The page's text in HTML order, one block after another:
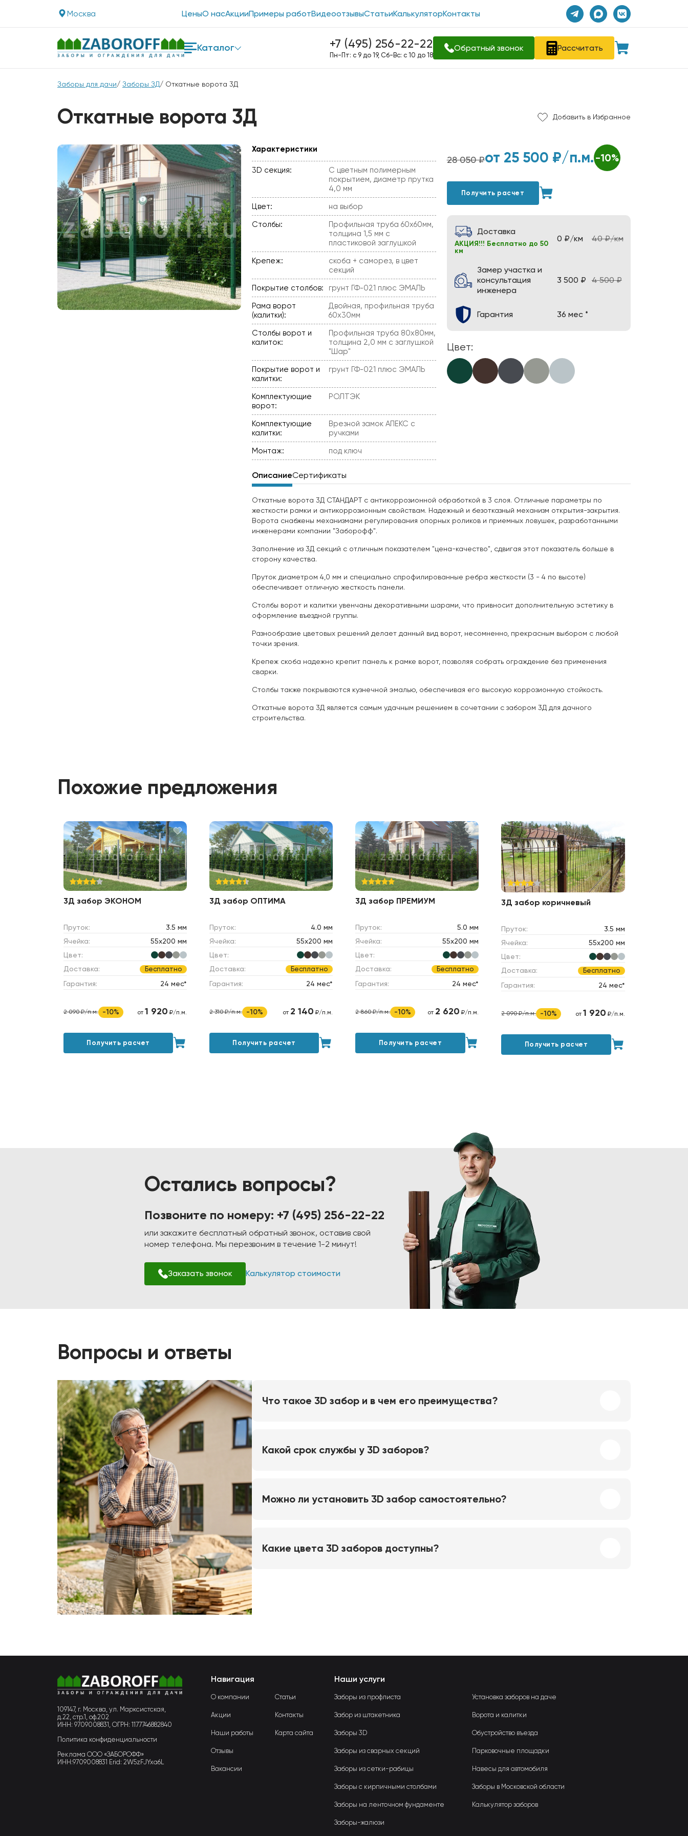
Москва ЦеныО насАкцииПримеры работВидеоотзывыСтатьиКалькуляторКонтакты
Каталог +7 (495) 256-22-22
Пн-Пт: с 9 до 19, Сб-Вс: с 10 до 18
Обратный звонок Рассчитать
Заборы для дачи/ Заборы ЗД/ Откатные ворота 3Д
Откатные ворота 3Д Добавить в Избранное
Характеристики
3D секция:
С цветным полимерным
покрытием, диаметр прутка
4,0 мм
Цвет:
на выбор
Столбы:
Профильная труба 60х60мм,
толщина 1,5 мм с
пластиковой заглушкой
Крепеж:
скоба + саморез, в цвет
секций
Покрытие столбов:
грунт ГФ-021 плюс ЭМАЛЬ
Рама ворот
(калитки):
Двойная, профильная труба
60х30мм
Столбы ворот и
калиток:
Профильная труба 80х80мм,
толщина 2,0 мм с заглушкой
"Шар"
Покрытие ворот и
калитки:
грунт ГФ-021 плюс ЭМАЛЬ
Комплектующие
ворот:
РОЛТЭК
Комплектующие
калитки:
Врезной замок АПЕКС с
ручками
Монтаж:
под ключ
28 050 ₽от 25 500 ₽/п.м. -10%
Получить расчет
Доставка
АКЦИЯ!!! Бесплатно до 50
км
0 ₽/км 40 ₽/км
Замер участка и
консультация
инженера
3 500 ₽ 4 500 ₽
Гарантия 36 мес *
Цвет:
ОписаниеСертификаты
Откатные ворота 3Д СТАНДАРТ с антикоррозионной обработкой в 3 слоя. Отличные параметры по
жесткости рамки и антикоррозионным свойствам. Надежный и безотказный механизм открытия-закрытия.
Ворота снабжены механизмами регулирования опорных роликов и приемных ловушек, разработанными
инженерами компании "Заборофф".
Заполнение из 3Д секций с отличным показателем "цена-качество", сдвигая этот показатель больше в
сторону качества.
Пруток диаметром 4,0 мм и специально спрофилированные ребра жесткости (3 - 4 по высоте)
обеспечивает отличную жесткость панели.
Столбы ворот и калитки увенчаны декоративными шарами, что привносит дополнительную эстетику в
оформление въездной группы.
Разнообразие цветовых решений делает данный вид ворот, несомненно, прекрасным выбором с любой
точки зрения.
Крепеж скоба надежно крепит панель к рамке ворот, позволяя собрать ограждение без применения
сварки.
Столбы также покрываются кузнечной эмалью, обеспечивая его высокую коррозионную стойкость.
Откатные ворота 3Д является самым удачным решением в сочетании с забором 3Д для дачного
строительства.
Похожие предложения
3Д забор ЭКОНОМ
Пруток:
3.5 мм
Ячейка:
55х200 мм
Цвет:
Доставка:
Бесплатно
Гарантия: 24 мес*
2 090 ₽/п.м. -10% от 1 920 ₽/п.м.
Получить расчет
3Д забор ОПТИМА
Пруток:
4.0 мм
Ячейка:
55х200 мм
Цвет:
Доставка:
Бесплатно
Гарантия: 24 мес*
2 310 ₽/п.м. -10% от 2 140 ₽/п.м.
Получить расчет
3Д забор ПРЕМИУМ
Пруток:
5.0 мм
Ячейка:
55х200 мм
Цвет:
Доставка:
Бесплатно
Гарантия: 24 мес*
2 860 ₽/п.м. -10% от 2 620 ₽/п.м.
Получить расчет
3Д забор коричневый
Пруток:
3.5 мм
Ячейка:
55х200 мм
Цвет:
Доставка:
Бесплатно
Гарантия: 24 мес*
2 090 ₽/п.м. -10% от 1 920 ₽/п.м.
Получить расчет
Остались вопросы?
Позвоните по номеру: +7 (495) 256-22-22
или закажите бесплатный обратный звонок, оставив свой
номер телефона. Мы перезвоним в течение 1-2 минут!
Заказать звонок Калькулятор стоимости
Вопросы и ответы
Что такое 3D забор и в чем его преимущества?
Какой срок службы у 3D заборов?
Можно ли установить 3D забор самостоятельно?
Какие цвета 3D заборов доступны?
109147, г. Москва, ул. Марксистская,
д.22, стр.1, оф.202
ИНН: 9709008831, ОГРН: 1177746882840
Политика конфиденциальности
Реклама ООО «ЗАБОРОФФ»
ИНН:9709008831 Erid: 2W5zFJYxa6L
Навигация
О компании
Акции
Наши работы
Отзывы
Вакансии
Статьи
Контакты
Карта сайта
Наши услуги
Заборы из профлиста
Забор из штакетника
Заборы 3D
Заборы из сварных секций
Заборы из сетки-рабицы
Заборы с кирпичными столбами
Заборы на ленточном фундаменте
Заборы-жалюзи
Установка заборов на даче
Ворота и калитки
Обустройство въезда
Парковочные площадки
Навесы для автомобиля
Заборы в Московской области
Калькулятор заборов